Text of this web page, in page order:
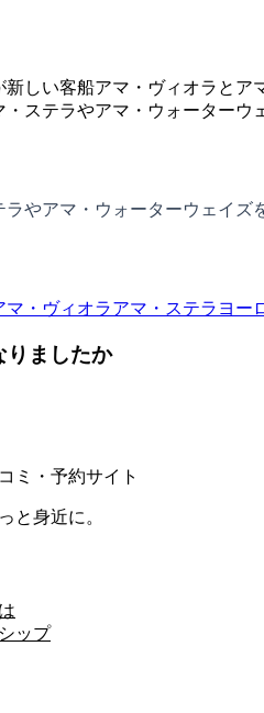
しい客船アマ・ヴィオラと
ステラやアマ・ウォーター
やアマ・ウォーターウェイ
マ・ヴィオラアマ・ステラ ヨー
りましたか
ミ・予約サイト
と身近に。
ップ